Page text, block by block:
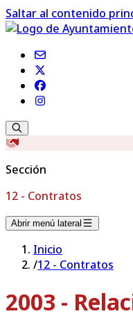
Saltar al contenido
Sección
12 - Contratos
Abrir menú lateral
Inicio
/12 - Contratos
2003 -